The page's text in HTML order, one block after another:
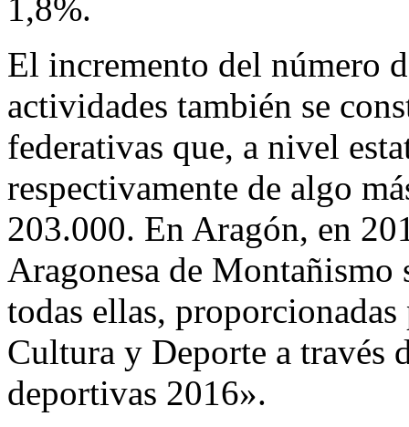
1,8%.
El incremento del número
actividades también se
federativas que, a nivel
respectivamente de algo
203.000. En Aragón, en
Aragonesa de Montañismo
todas ellas,
Cultura y Deporte a través
deportivas 2016».